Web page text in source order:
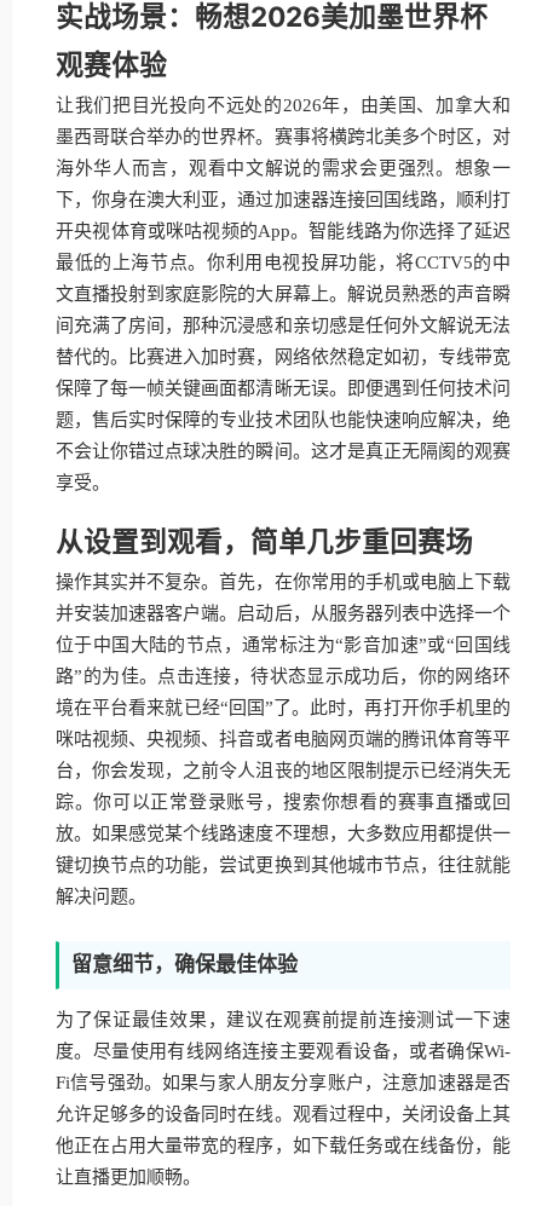
实战场景：畅想2026美加墨世界杯
观赛体验
让我们把目光投向不远处的2026年，由美国、加拿大和
墨西哥联合举办的世界杯。赛事将横跨北美多个时区，对
海外华人而言，观看中文解说的需求会更强烈。想象一
下，你身在澳大利亚，通过加速器连接回国线路，顺利打
开央视体育或咪咕视频的App。智能线路为你选择了延迟
最低的上海节点。你利用电视投屏功能，将CCTV5的中
文直播投射到家庭影院的大屏幕上。解说员熟悉的声音瞬
间充满了房间，那种沉浸感和亲切感是任何外文解说无法
替代的。比赛进入加时赛，网络依然稳定如初，专线带宽
保障了每一帧关键画面都清晰无误。即便遇到任何技术问
题，售后实时保障的专业技术团队也能快速响应解决，绝
不会让你错过点球决胜的瞬间。这才是真正无隔阂的观赛
享受。
从设置到观看，简单几步重回赛场
操作其实并不复杂。首先，在你常用的手机或电脑上下载
并安装加速器客户端。启动后，从服务器列表中选择一个
位于中国大陆的节点，通常标注为“影音加速”或“回国线
路”的为佳。点击连接，待状态显示成功后，你的网络环
境在平台看来就已经“回国”了。此时，再打开你手机里的
咪咕视频、央视频、抖音或者电脑网页端的腾讯体育等平
台，你会发现，之前令人沮丧的地区限制提示已经消失无
踪。你可以正常登录账号，搜索你想看的赛事直播或回
放。如果感觉某个线路速度不理想，大多数应用都提供一
键切换节点的功能，尝试更换到其他城市节点，往往就能
解决问题。
留意细节，确保最佳体验
为了保证最佳效果，建议在观赛前提前连接测试一下速
度。尽量使用有线网络连接主要观看设备，或者确保Wi-
Fi信号强劲。如果与家人朋友分享账户，注意加速器是否
允许足够多的设备同时在线。观看过程中，关闭设备上其
他正在占用大量带宽的程序，如下载任务或在线备份，能
让直播更加顺畅。